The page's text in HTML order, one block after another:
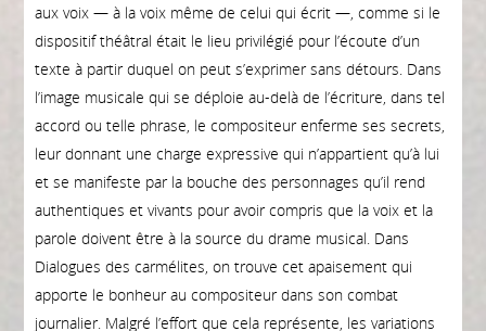
aux voix — à la voix même de celui qui écrit —, comme si le
dispositif théâtral était le lieu privilégié pour l’écoute d’un
texte à partir duquel on peut s’exprimer sans détours. Dans
l’image musicale qui se déploie au-delà de l’écriture, dans tel
accord ou telle phrase, le compositeur enferme ses secrets,
leur donnant une charge expressive qui n’appartient qu’à lui
et se manifeste par la bouche des personnages qu’il rend
authentiques et vivants pour avoir compris que la voix et la
parole doivent être à la source du drame musical. Dans
Dialogues des carmélites, on trouve cet apaisement qui
apporte le bonheur au compositeur dans son combat
journalier. Malgré l’effort que cela représente, les variations